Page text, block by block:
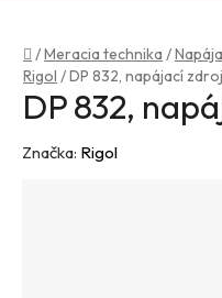
Domov
/Meracia technika /
Rigol /DP 832, napájací
DP 832,
Značka: Rigol